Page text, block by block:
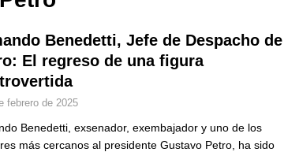
acusó a hombre que habría intentado encubrir el asesinato
accidente de tránsito JUDICIALES
tres denunciantes entregan los detalles de porque se
Vargas JUDICIALES
examen toxicológico a exdirectora del Dapre Angie Rodríguez
Benedetti, Jefe de Despacho de
El regreso de una figura
febrero de 2025
Benedetti, exsenador, exembajador y uno de los
más cercanos al presidente Gustavo Petro, ha sido